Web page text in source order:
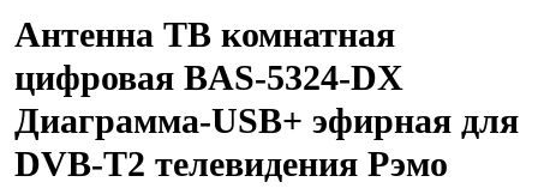
Антенна ТВ комнатная
цифровая BAS-5324-DX
Диаграмма-USB+ эфирная для
DVB-T2 телевидения Рэмо